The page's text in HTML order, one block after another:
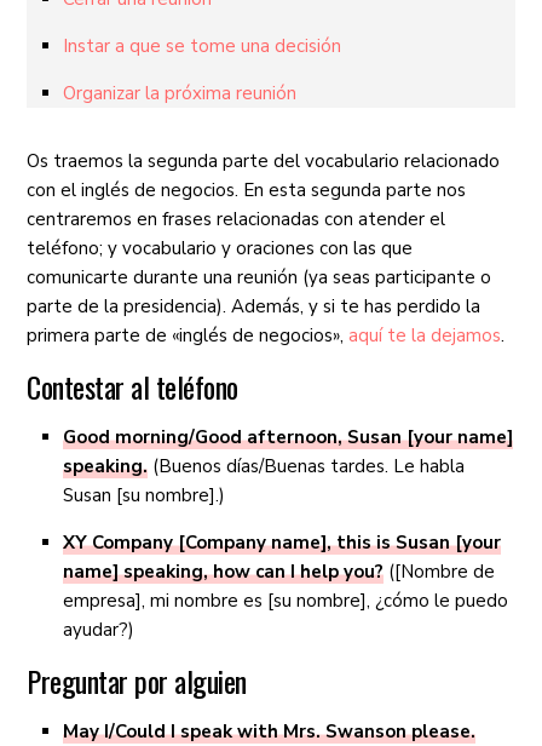
Instar a que se tome una decisión
Organizar la próxima reunión
Os traemos la segunda parte del vocabulario relacionado
con el inglés de negocios. En esta segunda parte nos
centraremos en frases relacionadas con atender el
teléfono; y vocabulario y oraciones con las que
comunicarte durante una reunión (ya seas participante o
parte de la presidencia). Además, y si te has perdido la
primera parte de «inglés de negocios»,aquí te la dejamos.
Contestar al teléfono
Good morning/Good afternoon, Susan [your name]
speaking. (Buenos días/Buenas tardes. Le habla
Susan [su nombre].)
XY Company [Company name], this is Susan [your
name] speaking, how can I help you? ([Nombre de
empresa], mi nombre es [su nombre], ¿cómo le puedo
ayudar?)
Preguntar por alguien
May I/Could I speak with Mrs. Swanson please.